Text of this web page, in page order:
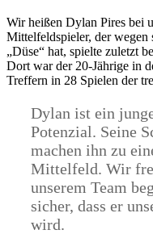
Wir heißen Dylan Pires bei
Mittelfeldspieler, der wegen
„Düse“ hat, spielte zuletzt
Dort war der 20-Jährige in
Treffern in 28 Spielen der
Dylan ist ein
Potenzial. Seine
machen ihn zu
Mittelfeld. Wir
unserem Team
sicher, dass er
wird.